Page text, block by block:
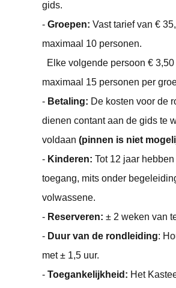
gids.
- Groepen: Vast tarief van €
maximaal 10 personen.
Elke volgende persoon € 3,50
maximaal 15 personen per
- Betaling: De kosten voor de
dienen contant aan de gids te
voldaan (pinnen is niet
- Kinderen: Tot 12 jaar
toegang, mits onder
volwassene.
- Reserveren: ± 2 weken van
- Duur van de rondleiding:
met ± 1,5 uur.
- Toegankelijkheid: Het